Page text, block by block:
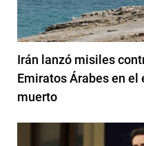
Irán lanzó misiles
Emiratos Árabes en el
muerto